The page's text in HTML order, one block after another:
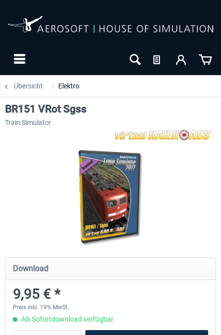
Übersicht Elektro
ICE 4 (BR 412)
34,95 € *
Stadler Flirt 3
BR151 VRot Sgss
Train Simulator
Download
9,95 € *
Preis inkl. 19% MwSt.
Als Sofortdownload verfügbar